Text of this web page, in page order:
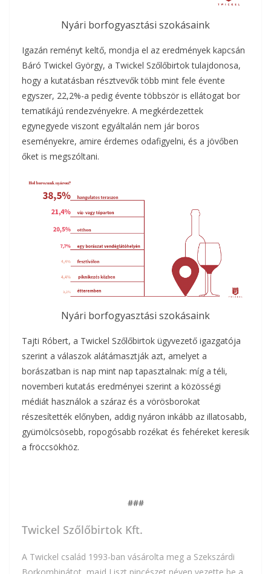
Nyári borfogyasztási szokásaink
Igazán reményt keltő, mondja el az eredmények kapcsán
Báró Twickel György, a Twickel Szőlőbirtok tulajdonosa,
hogy a kutatásban résztvevők több mint fele évente
egyszer, 22,2%-a pedig évente többször is ellátogat bor
tematikájú rendezvényekre. A megkérdezettek
egynegyede viszont egyáltalán nem jár boros
eseményekre, amire érdemes odafigyelni, és a jövőben
őket is megszóltani.
Nyári borfogyasztási szokásaink
Tajti Róbert, a Twickel Szőlőbirtok ügyvezető igazgatója
szerint a válaszok alátámasztják azt, amelyet a
borászatban is nap mint nap tapasztalnak: míg a téli,
novemberi kutatás eredményei szerint a közösségi
médiát használok a száraz és a vörösborokat
részesítették előnyben, addig nyáron inkább az illatosabb,
gyümölcsösebb, ropogósabb rozékat és fehéreket keresik
a fröccsökhöz.
###
Twickel Szőlőbirtok Kft.
A Twickel család 1993-ban vásárolta meg a Szekszárdi
Borkombinátot, majd Liszt pincészet néven vezette be a